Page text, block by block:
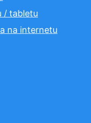
/ tabletu
na internetu